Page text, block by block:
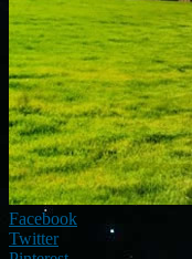
Facebook
Twitter